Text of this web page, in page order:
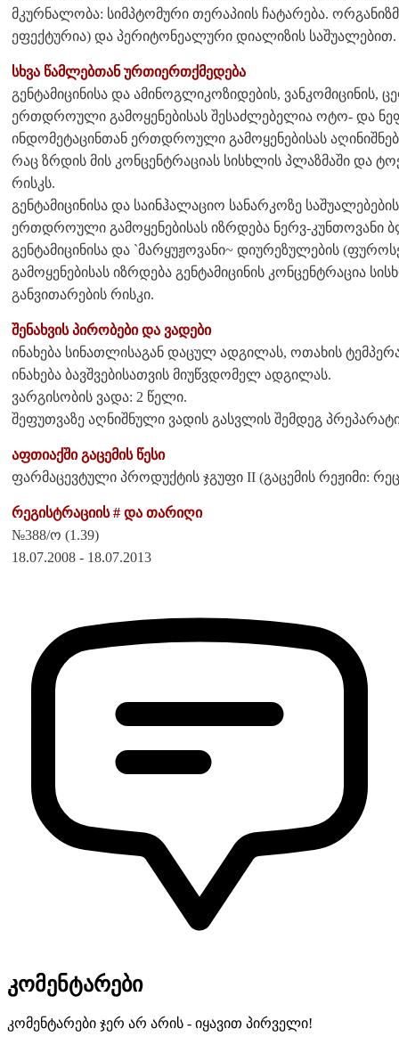
მკურნალობა: სიმპტომური თერაპიის ჩატარება.
ეფექტურია) და პერიტონეალური დიალიზის საშუალებით.
სხვა წამლებთან ურთიერთქმედება
გენტამიცინისა და ამინოგლიკოზიდების, ვანკომიცინის,
ერთდროული გამოყენებისას შესაძლებელია ოტო- და
ინდომეტაცინთან ერთდროული გამოყენებისას
რაც ზრდის მის კონცენტრაციას სისხლის პლაზმაში და
რისკს.
გენტამიცინისა და საინჰალაციო სანარკოზე
ერთდროული გამოყენებისას იზრდება ნერვ-კუნთოვანი
გენტამიცინისა და `მარყუჟოვანი~ დიურეზულების
გამოყენებისას იზრდება გენტამიცინის კონცენტრაცია
განვითარების რისკი.
შენახვის პირობები და ვადები
ინახება სინათლისაგან დაცულ ადგილას, ოთახის
ინახება ბავშვებისათვის მიუწვდომელ ადგილას.
ვარგისობის ვადა: 2 წელი.
შეფუთვაზე აღნიშნული ვადის გასვლის შემდეგ
აფთიაქში გაცემის წესი
ფარმაცევტული პროდუქტის ჯგუფი II (გაცემის რეჟიმი:
რეგისტრაციის # და თარიღი
№388/ო (1.39)
18.07.2008 - 18.07.2013
კომენტარები
კომენტარები ჯერ არ არის - იყავით პირველი!